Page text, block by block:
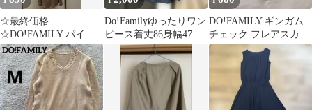
☆最終価格
☆DO!FAMILY パイル
キャミソールワンピー
ス ブラウン
Do!Familyゆったりワン
ピース着丈86身幅47ド
ゥファミリー試着のみ
美品
DO!FAMILY ギンガム
チェック フレアスカー
ト